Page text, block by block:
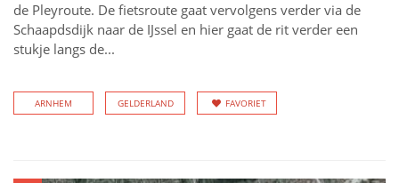
de Pleyroute. De fietsroute gaat vervolgens verder via de
Schaapdsdijk naar de IJssel en hier gaat de rit verder een
stukje langs de...
ARNHEM GELDERLAND FAVORIET